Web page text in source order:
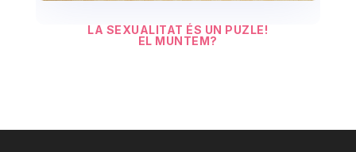
LA SEXUALITAT ÉS UN PUZLE!
EL MUNTEM?